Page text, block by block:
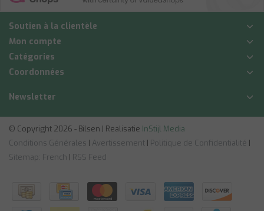
Soutien à la clientèle
Mon compte
Catégories
Coordonnées
Newsletter
© Copyright 2026 - Bilsen | Realisatie InStijl Media
Conditions Générales | Avertissement | Politique de Confidentialité |
Sitemap: French | RSS Feed